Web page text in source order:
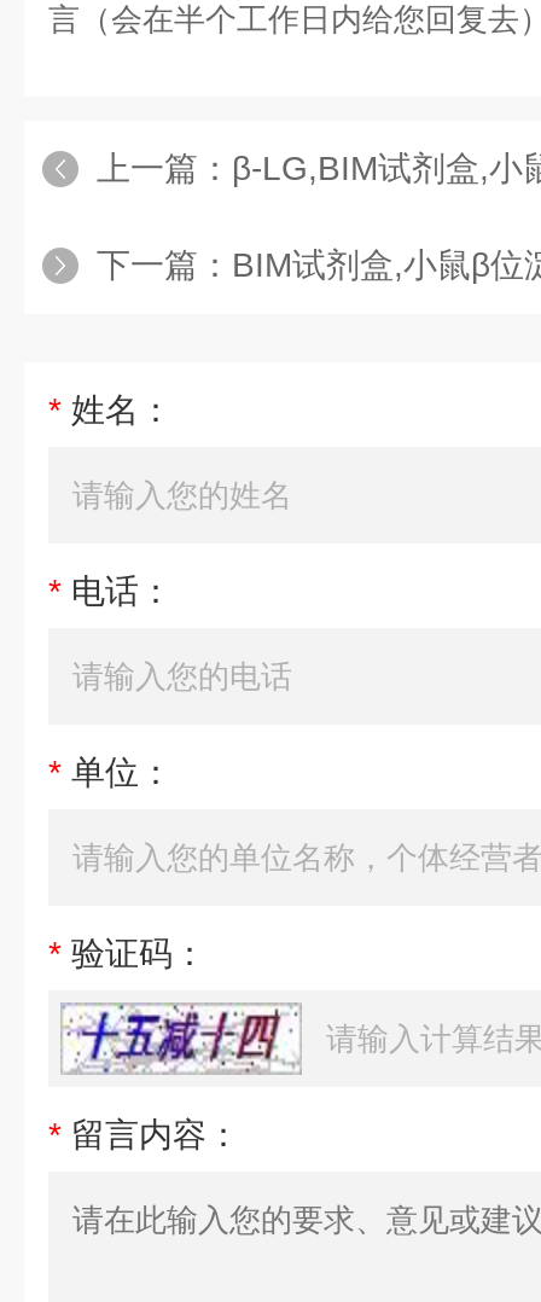
言（会在半个工作日内给您回复去
上一篇： β-LG,BIM试剂盒,小鼠β-
下一篇： BIM试剂盒,小鼠β位淀粉样前体蛋白
* 姓名：
* 电话：
* 单位：
* 验证码：
* 留言内容：